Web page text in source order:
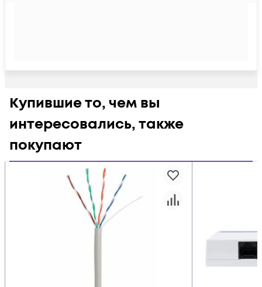
Купившие то, чем вы
интересовались, также
покупают